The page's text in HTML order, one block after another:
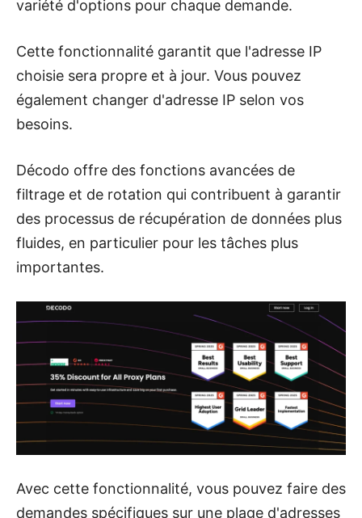
variété d'options pour chaque demande.
Cette fonctionnalité garantit que l'adresse IP
choisie sera propre et à jour. Vous pouvez
également changer d'adresse IP selon vos
besoins.
Décodo offre des fonctions avancées de
filtrage et de rotation qui contribuent à garantir
des processus de récupération de données plus
fluides, en particulier pour les tâches plus
importantes.
Avec cette fonctionnalité, vous pouvez faire des
demandes spécifiques sur une plage d'adresses